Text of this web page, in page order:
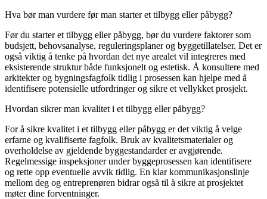
Hva bør man vurdere før man starter et tilbygg eller påbygg?
Før du starter et tilbygg eller påbygg, bør du vurdere faktorer som
budsjett, behovsanalyse, reguleringsplaner og byggetillatelser. Det er
også viktig å tenke på hvordan det nye arealet vil integreres med
eksisterende struktur både funksjonelt og estetisk. Å konsultere med
arkitekter og bygningsfagfolk tidlig i prosessen kan hjelpe med å
identifisere potensielle utfordringer og sikre et vellykket prosjekt.
Hvordan sikrer man kvalitet i et tilbygg eller påbygg?
For å sikre kvalitet i et tilbygg eller påbygg er det viktig å velge
erfarne og kvalifiserte fagfolk. Bruk av kvalitetsmaterialer og
overholdelse av gjeldende byggestandarder er avgjørende.
Regelmessige inspeksjoner under byggeprosessen kan identifisere
og rette opp eventuelle avvik tidlig. En klar kommunikasjonslinje
mellom deg og entreprenøren bidrar også til å sikre at prosjektet
møter dine forventninger.